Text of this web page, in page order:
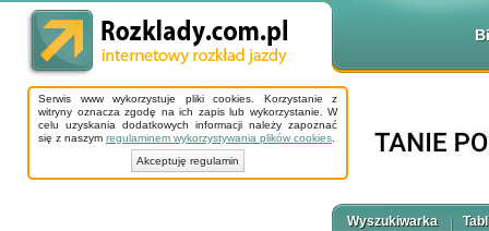
Serwis www wykorzystuje pliki cookies. Korzystanie z
witryny oznacza zgodę na ich zapis lub wykorzystanie. W
celu uzyskania dodatkowych informacji należy zapoznać
się z naszym regulaminem wykorzystywania plików cookies
Akceptuję regulamin
Wyszukiwarka